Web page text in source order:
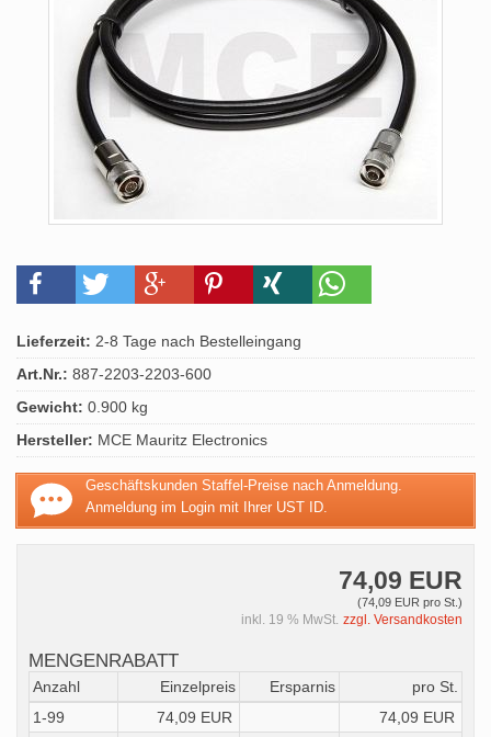
Lieferzeit: 2-8 Tage nach Bestelleingang
Art.Nr.: 887-2203-2203-600
Gewicht: 0.900 kg
Hersteller: MCE Mauritz Electronics
Geschäftskunden Staffel-Preise nach Anmeldung.
Anmeldung im Login mit Ihrer UST ID.
74,09 EUR
(74,09 EUR pro St.)
inkl. 19 % MwSt. zzgl. Versandkosten
MENGENRABATT
Anzahl Einzelpreis Ersparnis
pro St.
1-99
74,09 EUR
74,09 EUR